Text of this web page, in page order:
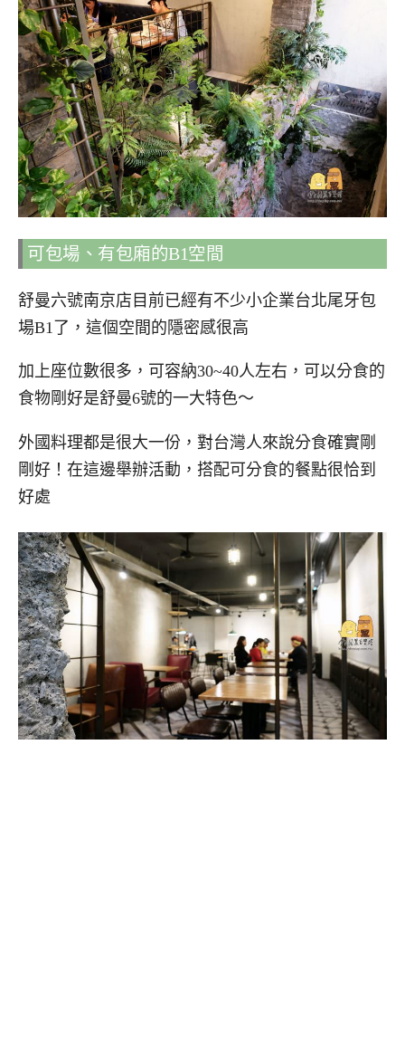
可包場、有包廂的B1空間
舒曼六號南京店目前已經有不少小企業台北尾牙包
場B1了，這個空間的隱密感很高
加上座位數很多，可容納30~40人左右，可以分食的
食物剛好是舒曼6號的一大特色～
外國料理都是很大一份，對台灣人來說分食確實剛
剛好！在這邊舉辦活動，搭配可分食的餐點很恰到
好處